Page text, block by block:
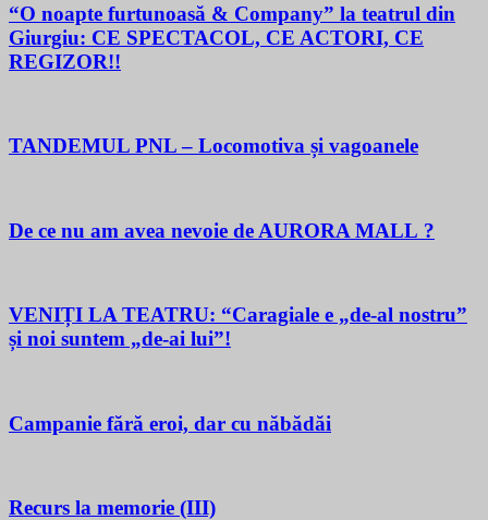
“O noapte furtunoasă & Company” la teatrul din
Giurgiu: CE SPECTACOL, CE ACTORI, CE
REGIZOR!!
TANDEMUL PNL – Locomotiva și vagoanele
De ce nu am avea nevoie de AURORA MALL ?
VENIȚI LA TEATRU: “Caragiale e „de-al nostru”
și noi suntem „de-ai lui”!
Campanie fără eroi, dar cu năbădăi
Recurs la memorie (III)